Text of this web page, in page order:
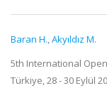
Baran H.,Akyıldız M.
5th International
Türkiye, 28 - 30 Eylül